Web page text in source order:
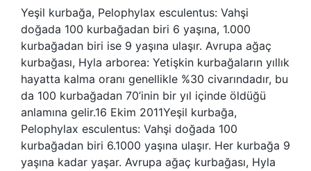
Yeşil kurbağa, Pelophylax esculentus: Vahşi
doğada 100 kurbağadan biri 6 yaşına, 1.000
kurbağadan biri ise 9 yaşına ulaşır. Avrupa ağaç
kurbağası, Hyla arborea: Yetişkin kurbağaların yıllık
hayatta kalma oranı genellikle %30 civarındadır, bu
da 100 kurbağadan 70’inin bir yıl içinde öldüğü
anlamına gelir.16 Ekim 2011Yeşil kurbağa,
Pelophylax esculentus: Vahşi doğada 100
kurbağadan biri 6.1000 yaşına ulaşır. Her kurbağa 9
yaşına kadar yaşar. Avrupa ağaç kurbağası, Hyla